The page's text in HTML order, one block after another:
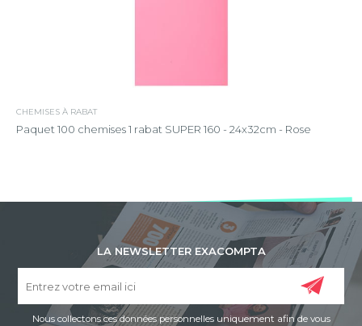
CHEMISES À RABAT
Paquet 100 chemises 1 rabat SUPER 160 - 24x32cm - Rose
LA NEWSLETTER EXACOMPTA
Nous collectons ces données personnelles uniquement afin de vous